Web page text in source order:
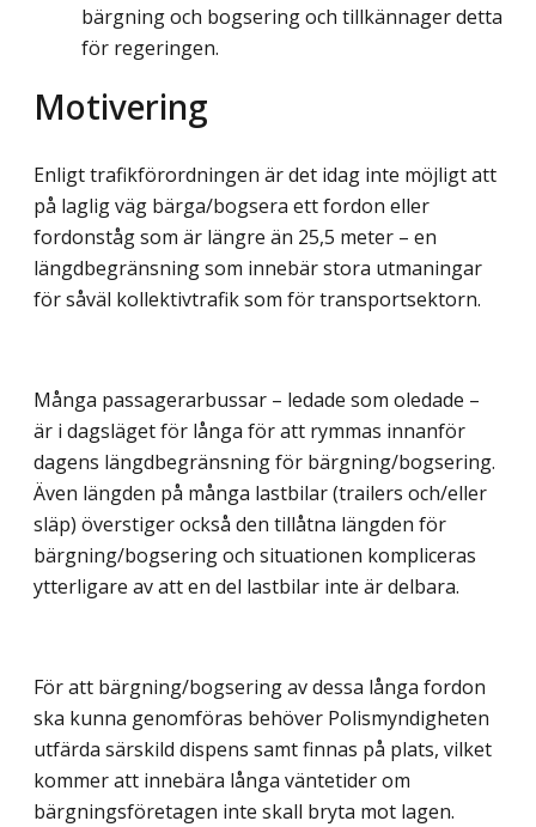
bärgning och bogsering och tillkännager detta
för regeringen.
Motivering
Enligt trafikförordningen är det idag inte möjligt att
på laglig väg bärga/bogsera ett fordon eller
fordonståg som är längre än 25,5 meter – en
längdbegränsning som innebär stora utmaningar
för såväl kollektivtrafik som för transportsektorn.
Många passagerarbussar – ledade som oledade –
är i dagsläget för långa för att rymmas innanför
dagens längdbegränsning för bärgning/bogsering.
Även längden på många lastbilar (trailers och/eller
släp) överstiger också den tillåtna längden för
bärgning/bogsering och situationen kompliceras
ytterligare av att en del lastbilar inte är delbara.
För att bärgning/bogsering av dessa långa fordon
ska kunna genomföras behöver Polismyndigheten
utfärda särskild dispens samt finnas på plats, vilket
kommer att innebära långa väntetider om
bärgningsföretagen inte skall bryta mot lagen.